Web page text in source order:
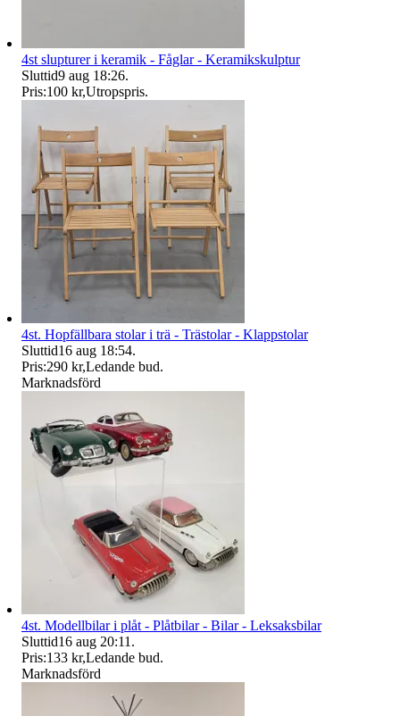
4st slupturer i keramik - Fåglar - Keramikskulptur
Sluttid9 aug 18:26.
Pris:100 kr,Utropspris.
4st. Hopfällbara stolar i trä - Trästolar - Klappstolar
Sluttid16 aug 18:54.
Pris:290 kr,Ledande bud.
Marknadsförd
4st. Modellbilar i plåt - Plåtbilar - Bilar - Leksaksbilar
Sluttid16 aug 20:11 .
Pris:133 kr,Ledande bud.
Marknadsförd